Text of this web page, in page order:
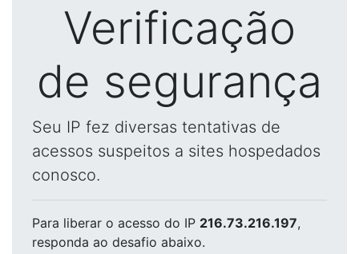
Verificação
de segurança
Seu IP fez diversas tentativas de
acessos suspeitos a sites hospedados
conosco.
Para liberar o acesso do IP 216.73.216.197,
responda ao desafio abaixo.